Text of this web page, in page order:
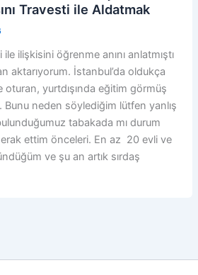
Travesti ile Aldatmak
ilişkisini öğrenme anını anlatmıştı
aktarıyorum. İstanbul’da oldukça
yurtdışında eğitim görmüş
Bunu neden söylediğim lütfen yanlış
tabakada mı durum
ettim önceleri. En az 20 evli ve
ve şu an artık sırdaş